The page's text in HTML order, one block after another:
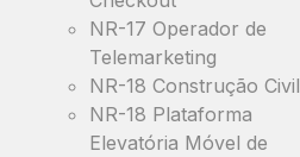
NR-17 Operador de
Telemarketing
NR-18 Construção Civil
NR-18 Plataforma
Elevatória Móvel de